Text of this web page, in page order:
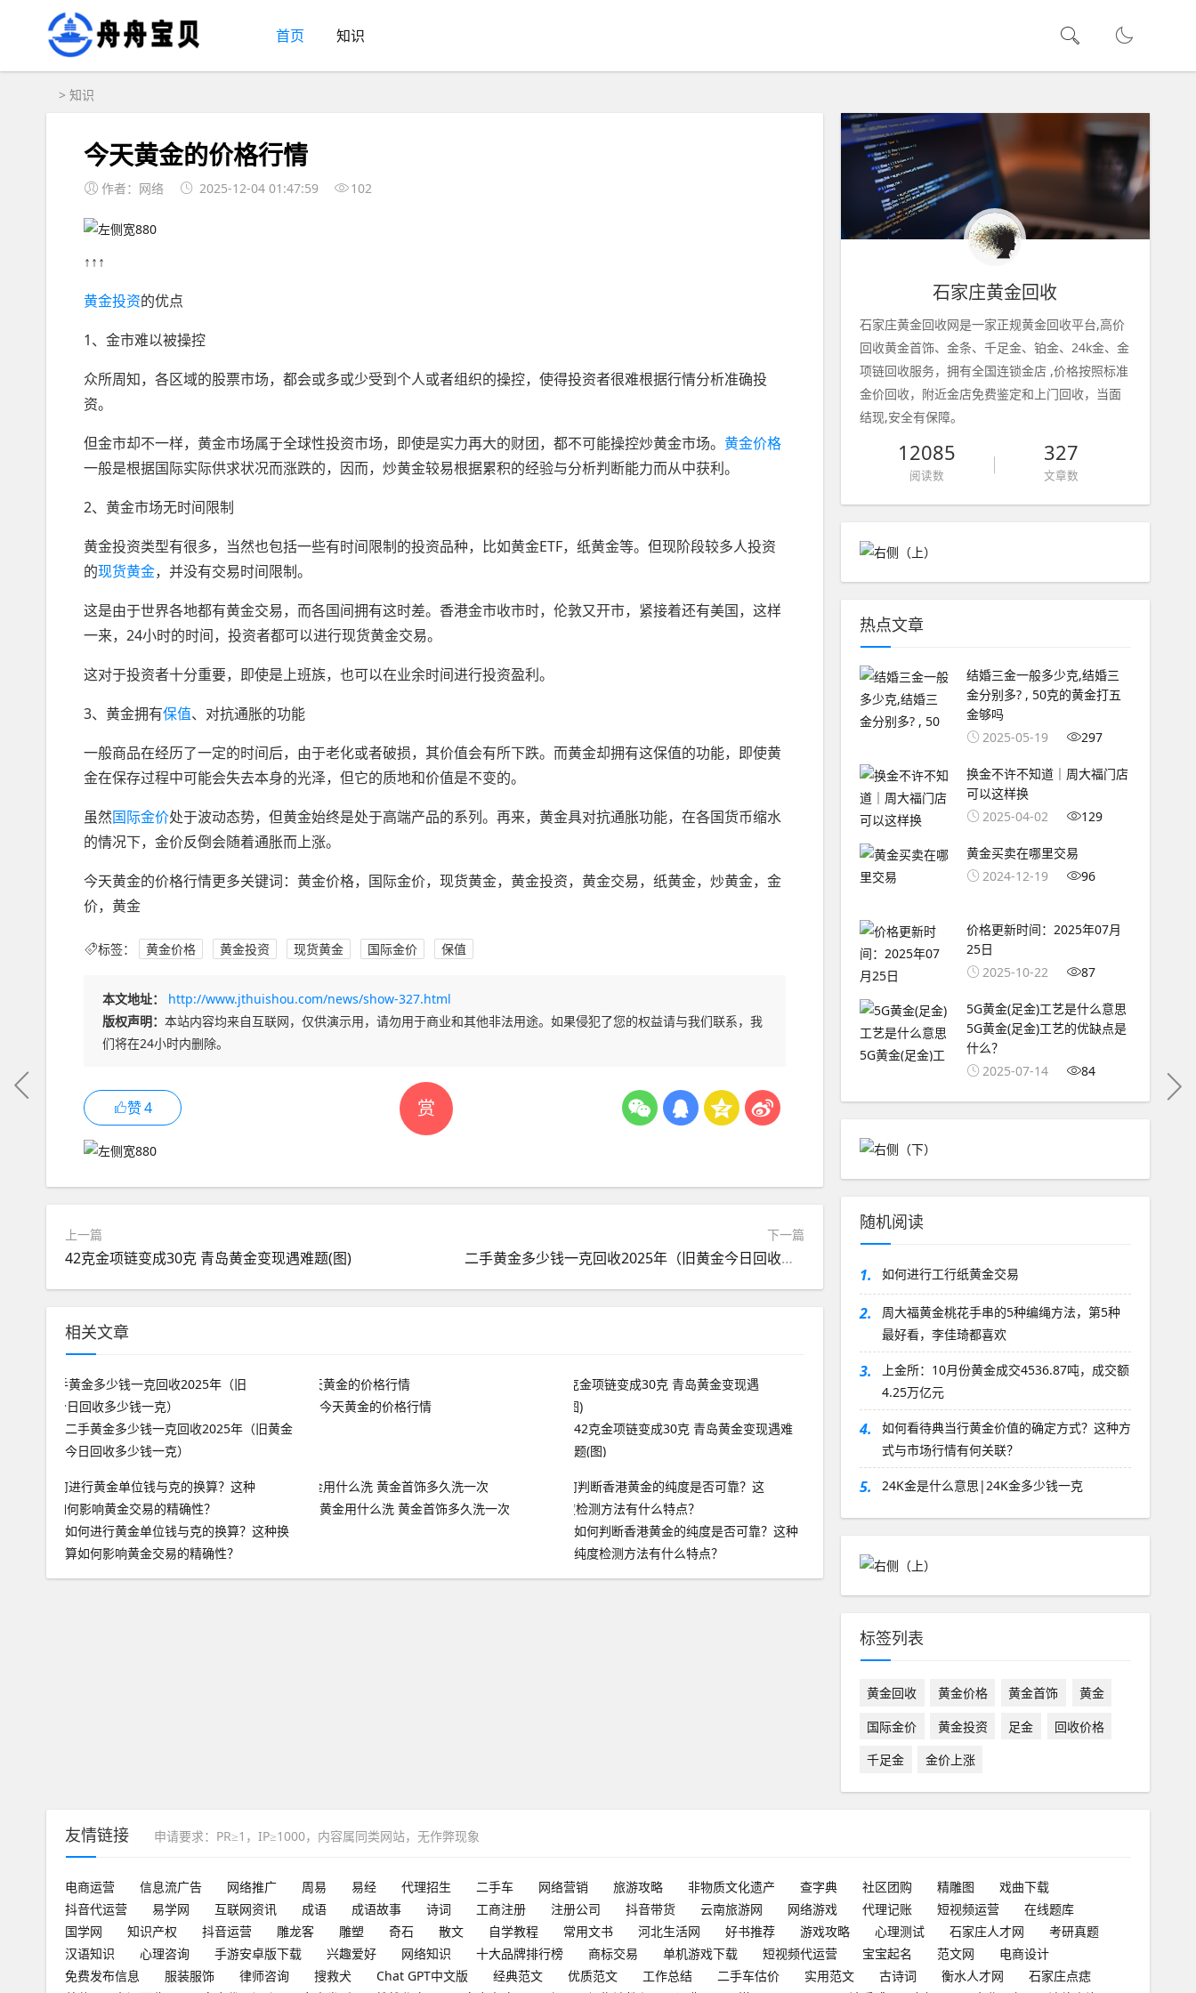
首页 知识
> 知识
今天黄金的价格行情
作者：网络 2025-12-04 01:47:59 102
↑↑↑
黄金投资的优点
1、金市难以被操控
众所周知，各区域的股票市场，都会或多或少受到个人或者组织的操控，使得投资者很难根据行情分析准确投
资。
但金市却不一样，黄金市场属于全球性投资市场，即使是实力再大的财团，都不可能操控炒黄金市场。 黄金价格
一般是根据国际实际供求状况而涨跌的，因而，炒黄金较易根据累积的经验与分析判断能力而从中获利。
2、黄金市场无时间限制
黄金投资类型有很多，当然也包括一些有时间限制的投资品种，比如黄金ETF，纸黄金等。但现阶段较多人投资
的现货黄金，并没有交易时间限制。
这是由于世界各地都有黄金交易，而各国间拥有这时差。香港金市收市时，伦敦又开市，紧接着还有美国，这样
一来，24小时的时间，投资者都可以进行现货黄金交易。
这对于投资者十分重要，即使是上班族，也可以在业余时间进行投资盈利。
3、黄金拥有保值、对抗通胀的功能
一般商品在经历了一定的时间后，由于老化或者破损，其价值会有所下跌。而黄金却拥有这保值的功能，即使黄
金在保存过程中可能会失去本身的光泽，但它的质地和价值是不变的。
虽然国际金价处于波动态势，但黄金始终是处于高端产品的系列。再来，黄金具对抗通胀功能，在各国货币缩水
的情况下，金价反倒会随着通胀而上涨。
今天黄金的价格行情更多关键词：黄金价格，国际金价，现货黄金，黄金投资，黄金交易，纸黄金，炒黄金，金
价，黄金
标签： 黄金价格 黄金投资 现货黄金 国际金价 保值
赏
本文地址：
http://www.jthuishou.com/news/show-327.html
版权声明： 本站内容均来自互联网，仅供演示用，请勿用于商业和其他非法用途。如果侵犯了您的权益请与我们联系，我
们将在24小时内删除。
赞4
上一篇
42克金项链变成30克 青岛黄金变现遇难题(图)
下一篇
二手黄金多少钱一克回收2025年（旧黄金今日回收多少钱一克）
相关文章
二手黄金多少钱一克回收2025年（旧黄金
今日回收多少钱一克）
今天黄金的价格行情
42克金项链变成30克 青岛黄金变现遇难
题(图)
如何进行黄金单位钱与克的换算？这种换
算如何影响黄金交易的精确性？
黄金用什么洗 黄金首饰多久洗一次
如何判断香港黄金的纯度是否可靠？这种
纯度检测方法有什么特点？
石家庄黄金回收
石家庄黄金回收网是一家正规黄金回收平台,高价
回收黄金首饰、金条、千足金、铂金、24k金、金
项链回收服务，拥有全国连锁金店 ,价格按照标准
金价回收，附近金店免费鉴定和上门回收，当面
结现,安全有保障。
12085
阅读数
327
文章数
热点文章
结婚三金一般多少克,结婚三
金分别多? , 50克的黄金打五
金够吗
2025-05-19
297
换金不许不知道｜周大福门店
可以这样换
2025-04-02
129
黄金买卖在哪里交易
2024-12-19
96
价格更新时间：2025年07月
25日
2025-10-22
87
5G黄金(足金)工艺是什么意思
5G黄金(足金)工艺的优缺点是
什么？
2025-07-14
84
随机阅读
1. 如何进行工行纸黄金交易
2.
周大福黄金桃花手串的5种编绳方法，第5种
最好看，李佳琦都喜欢
3.
上金所：10月份黄金成交4536.87吨，成交额
4.25万亿元
4.
如何看待典当行黄金价值的确定方式？这种方
式与市场行情有何关联？
5. 24K金是什么意思|24K金多少钱一克
标签列表
黄金回收 黄金价格 黄金首饰
黄金
国际金价
黄金投资 足金
回收价格
千足金
金价上涨
友情链接 申请要求：PR≥1，IP≥1000，内容属同类网站，无作弊现象
电商运营 信息流广告 网络推广 周易 易经 代理招生 二手车 网络营销 旅游攻略 非物质文化遗产 查字典 社区团购 精雕图
戏曲下载
抖音代运营
易学网 互联网资讯 成语 成语故事 诗词 工商注册 注册公司 抖音带货 云南旅游网 网络游戏 代理记账 短视频运营
在线题库
国学网
知识产权 抖音运营 雕龙客 雕塑 奇石 散文 自学教程 常用文书 河北生活网 好书推荐 游戏攻略 心理测试 石家庄人才网
考研真题
汉语知识
心理咨询 手游安卓版下载 兴趣爱好 网络知识 十大品牌排行榜 商标交易 单机游戏下载 短视频代运营 宝宝起名 范文网
电商设计
免费发布信息
服装服饰 律师咨询 搜救犬 Chat GPT中文版 经典范文 优质范文 工作总结 二手车估价 实用范文 古诗词 衡水人才网
石家庄点痣